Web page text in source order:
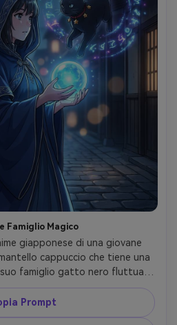
Famiglio Magico
giapponese di una giovane
cappuccio che tiene una
suo famiglio gatto nero fluttua al
charm a stella, scintille e rune
di luna, luce di contorno
cel shading vibrante, atmosfera
Prompt